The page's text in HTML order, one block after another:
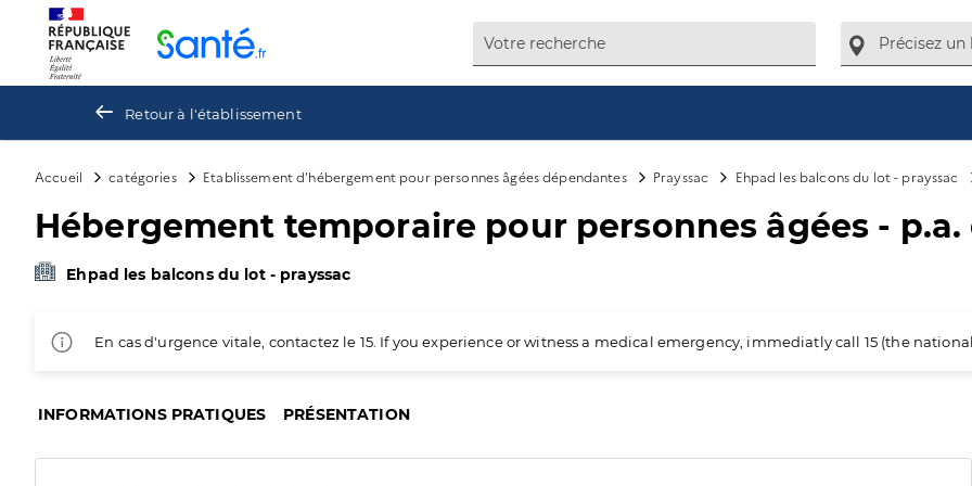
Retour à l'établissement
Accueil catégories Etablissement d'hébergement pour personnes âgées dépendantes Prayssac Ehpad les balcons du lot - prayssac
Hébergement temporaire pour personnes âgées -
Ehpad les balcons du lot - prayssac
En cas d'urgence vitale, contactez le 15. If you experience or witness a medical emergency, immediatly call 15 (the
INFORMATIONS PRATIQUES PRÉSENTATION
Panneau de gestion des cookies